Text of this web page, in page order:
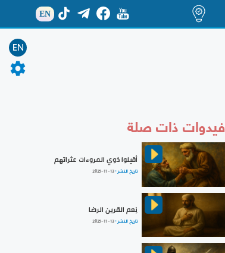
EN
EN
فيدوات ذات صلة
أقيلوا ذوي المروءات عثراتهم
تاريخ النشر :2025-11-13
نِعم القرين الرضا
تاريخ النشر :2025-11-13